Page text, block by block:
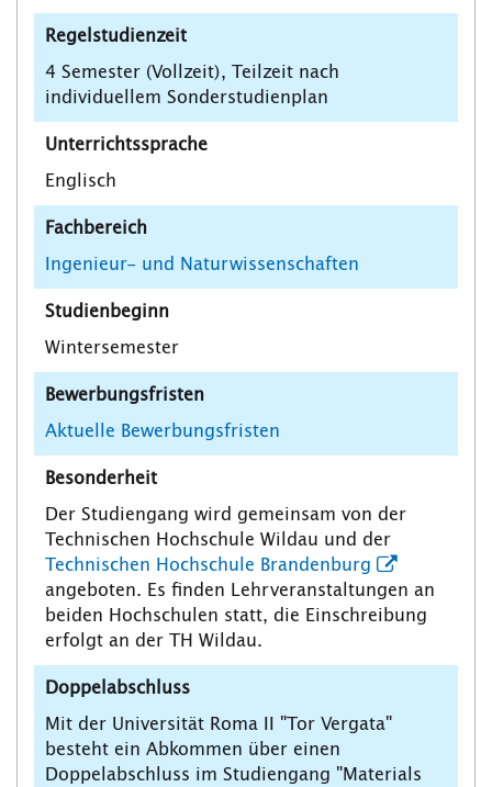
Regelstudienzeit
4 Semester (Vollzeit), Teilzeit nach
individuellem Sonderstudienplan
Unterrichtssprache
Englisch
Fachbereich
Ingenieur- und Naturwissenschaften
Studienbeginn
Wintersemester
Bewerbungsfristen
Aktuelle Bewerbungsfristen
Besonderheit
Der Studiengang wird gemeinsam von der
Technischen Hochschule Wildau und der
Technischen Hochschule Brandenburg
angeboten. Es finden Lehrveranstaltungen an
beiden Hochschulen statt, die Einschreibung
erfolgt an der TH Wildau.
Doppelabschluss
Mit der Universität Roma II "Tor Vergata"
besteht ein Abkommen über einen
Doppelabschluss im Studiengang "Materials